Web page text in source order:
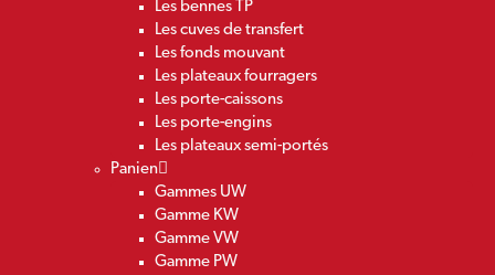
Les bennes TP
Les cuves de transfert
Les fonds mouvant
Les plateaux fourragers
Les porte-caissons
Les porte-engins
Les plateaux semi-portés
Panien
Gammes UW
Gamme KW
Gamme VW
Gamme PW